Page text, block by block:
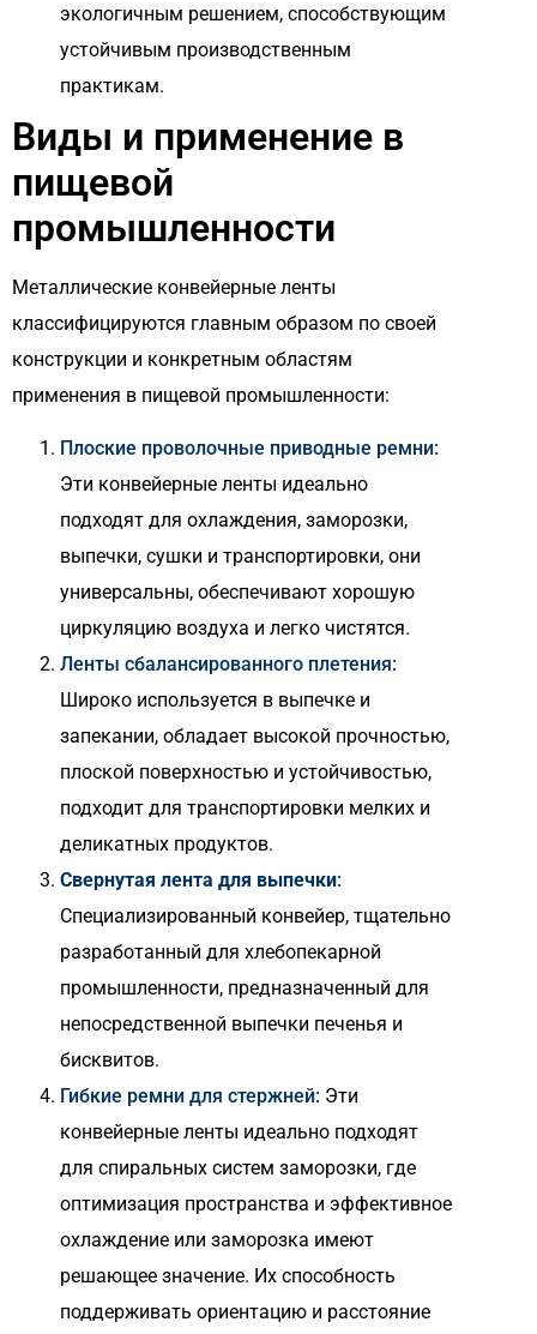
экологичным решением, способствующим
устойчивым производственным
практикам.
Виды и применение в
пищевой
промышленности
Металлические конвейерные ленты
классифицируются главным образом по своей
конструкции и конкретным областям
применения в пищевой промышленности:
Плоские проволочные приводные ремни:
Эти конвейерные ленты идеально
подходят для охлаждения, заморозки,
выпечки, сушки и транспортировки, они
универсальны, обеспечивают хорошую
циркуляцию воздуха и легко чистятся.
Ленты сбалансированного плетения:
Широко используется в выпечке и
запекании, обладает высокой прочностью,
плоской поверхностью и устойчивостью,
подходит для транспортировки мелких и
деликатных продуктов.
Свернутая лента для выпечки:
Специализированный конвейер, тщательно
разработанный для хлебопекарной
промышленности, предназначенный для
непосредственной выпечки печенья и
бисквитов.
Гибкие ремни для стержней: Эти
конвейерные ленты идеально подходят
для спиральных систем заморозки, где
оптимизация пространства и эффективное
охлаждение или заморозка имеют
решающее значение. Их способность
поддерживать ориентацию и расстояние